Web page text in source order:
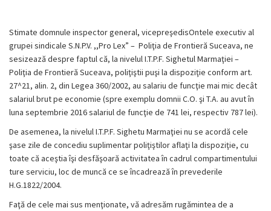
Stimate domnule inspector general, vicepreşedisOntele executiv al
grupei sindicale S.N.P.V. ,,Pro Lex” – Poliţia de Frontieră Suceava, ne
sesizează despre faptul că, la nivelul I.T.P.F. Sighetul Marmaţiei –
Poliţia de Frontieră Suceava, poliţiştii puşi la dispoziţie conform art.
27^21, alin. 2, din Legea 360/2002, au salariu de funcţie mai mic decât
salariul brut pe economie (spre exemplu domnii C.O. şi T.A. au avut în
luna septembrie 2016 salariul de funcţie de 741 lei, respectiv 787 lei).
De asemenea, la nivelul I.T.P.F. Sighetu Marmaţiei nu se acordă cele
şase zile de concediu suplimentar poliţiştilor aflaţi la dispoziţie, cu
toate că aceştia îşi desfăşoară activitatea în cadrul compartimentului
ture serviciu, loc de muncă ce se încadrează în prevederile
H.G.1822/2004.
Faţă de cele mai sus menţionate, vă adresăm rugămintea de a